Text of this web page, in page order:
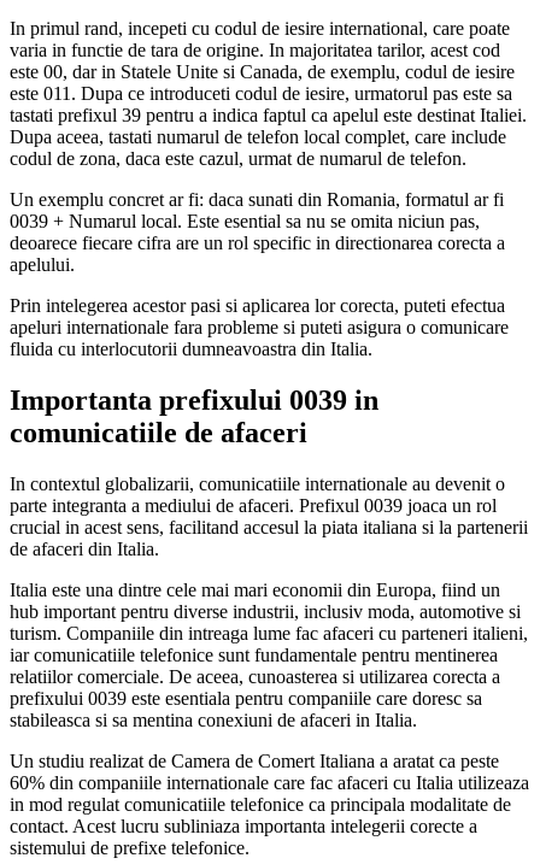
In primul rand, incepeti cu codul de iesire international, care poate
varia in functie de tara de origine. In majoritatea tarilor, acest cod
este 00, dar in Statele Unite si Canada, de exemplu, codul de iesire
este 011. Dupa ce introduceti codul de iesire, urmatorul pas este sa
tastati prefixul 39 pentru a indica faptul ca apelul este destinat Italiei.
Dupa aceea, tastati numarul de telefon local complet, care include
codul de zona, daca este cazul, urmat de numarul de telefon.
Un exemplu concret ar fi: daca sunati din Romania, formatul ar fi
0039 + Numarul local. Este esential sa nu se omita niciun pas,
deoarece fiecare cifra are un rol specific in directionarea corecta a
apelului.
Prin intelegerea acestor pasi si aplicarea lor corecta, puteti efectua
apeluri internationale fara probleme si puteti asigura o comunicare
fluida cu interlocutorii dumneavoastra din Italia.
Importanta prefixului 0039 in
comunicatiile de afaceri
In contextul globalizarii, comunicatiile internationale au devenit o
parte integranta a mediului de afaceri. Prefixul 0039 joaca un rol
crucial in acest sens, facilitand accesul la piata italiana si la partenerii
de afaceri din Italia.
Italia este una dintre cele mai mari economii din Europa, fiind un
hub important pentru diverse industrii, inclusiv moda, automotive si
turism. Companiile din intreaga lume fac afaceri cu parteneri italieni,
iar comunicatiile telefonice sunt fundamentale pentru mentinerea
relatiilor comerciale. De aceea, cunoasterea si utilizarea corecta a
prefixului 0039 este esentiala pentru companiile care doresc sa
stabileasca si sa mentina conexiuni de afaceri in Italia.
Un studiu realizat de Camera de Comert Italiana a aratat ca peste
60% din companiile internationale care fac afaceri cu Italia utilizeaza
in mod regulat comunicatiile telefonice ca principala modalitate de
contact. Acest lucru subliniaza importanta intelegerii corecte a
sistemului de prefixe telefonice.